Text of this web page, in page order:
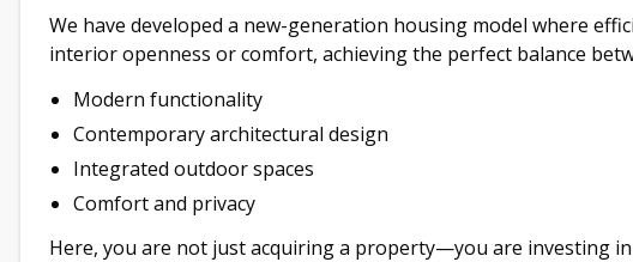
We have developed a new-generation housing model where
interior openness or comfort, achieving the perfect balance
Modern functionality
Contemporary architectural design
Integrated outdoor spaces
Comfort and privacy
Here, you are not just acquiring a property—you are investing